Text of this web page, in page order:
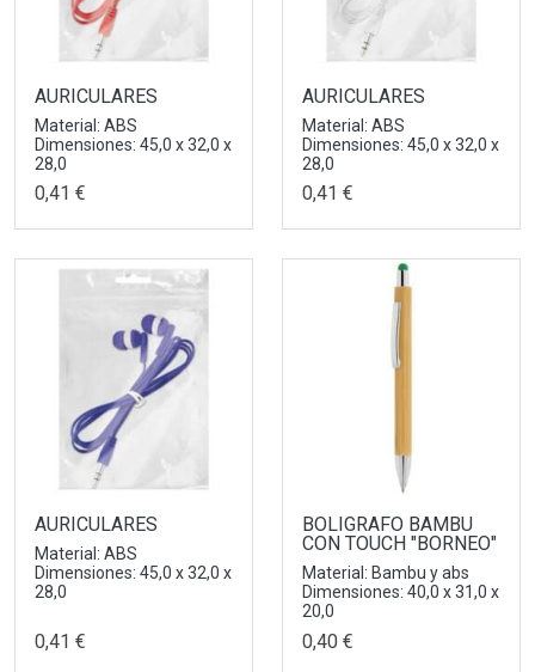
AURICULARES
Material: ABS
Dimensiones: 45,0 x 32,0 x
28,0
0,41 €
AURICULARES
Material: ABS
Dimensiones: 45,0 x 32,0 x
28,0
0,41 €
AURICULARES
Material: ABS
Dimensiones: 45,0 x 32,0 x
28,0
0,41 €
BOLIGRAFO BAMBU
CON TOUCH "BORNEO"
Material: Bambu y abs
Dimensiones: 40,0 x 31,0 x
20,0
0,40 €